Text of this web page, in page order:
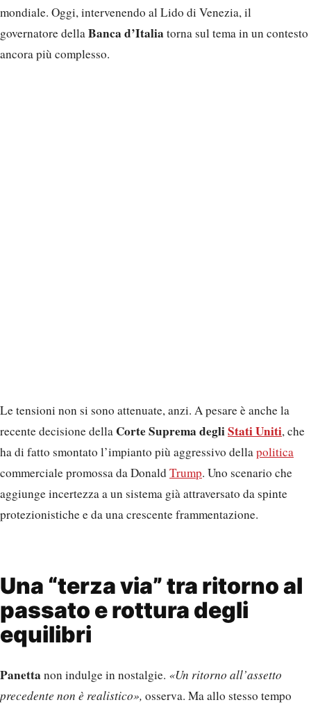
mondiale. Oggi, intervenendo al Lido di Venezia, il
governatore dellaBanca d’Italia torna sul tema in un contesto
ancora più complesso.
Le tensioni non si sono attenuate, anzi. A pesare è anche la
recente decisione della Corte Suprema degliStati Uniti, che
ha di fatto smontato l’impianto più aggressivo della politica
commerciale promossa da DonaldTrump. Uno scenario che
aggiunge incertezza a un sistema già attraversato da spinte
protezionistiche e da una crescente frammentazione.
Una “terza via” tra ritorno al
passato e rottura degli
equilibri
Panetta non indulge in nostalgie. «Un ritorno all’assetto
precedente non è realistico», osserva. Ma allo stesso tempo